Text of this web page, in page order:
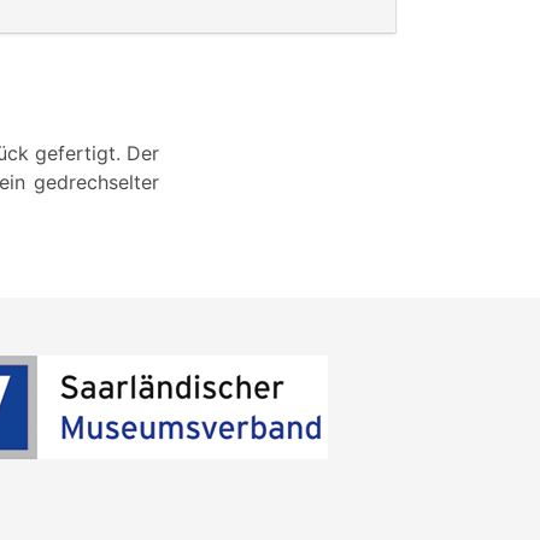
gefertigt. Der
gedrechselter